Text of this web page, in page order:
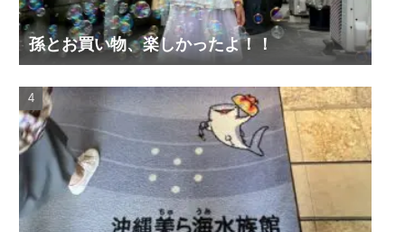
孫とお買い物、楽しかったよ！！